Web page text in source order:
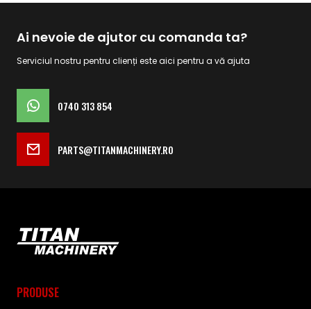
Ai nevoie de ajutor cu comanda ta?
Serviciul nostru pentru clienți este aici pentru a vă ajuta
0740 313 854
PARTS@TITANMACHINERY.RO
PRODUSE